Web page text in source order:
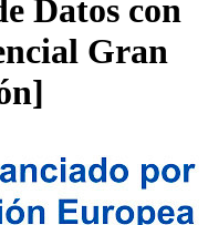
Datos con
Gran